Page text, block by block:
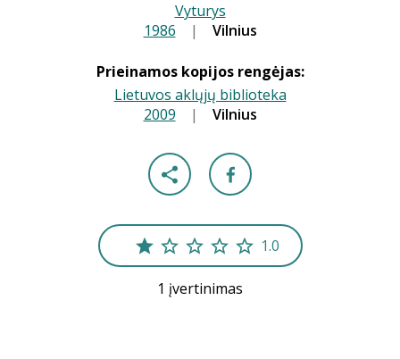
Vyturys
1986 | Vilnius
Prieinamos kopijos rengėjas:
Lietuvos aklųjų biblioteka
2009 | Vilnius
1.0
1 įvertinimas